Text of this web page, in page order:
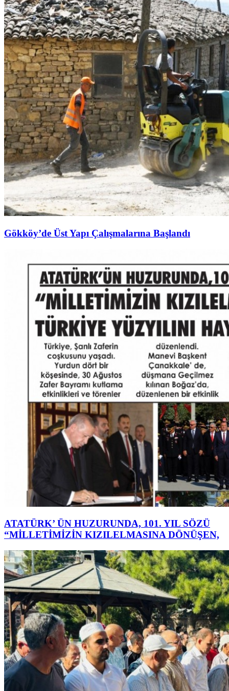
Gökköy’de Üst Yapı Çalışmalarına Başlandı
ATATÜRK’ ÜN HUZURUNDA, 101. YIL SÖZÜ
“MİLLETİMİZİN KIZILELMASINA DÖNÜŞEN,